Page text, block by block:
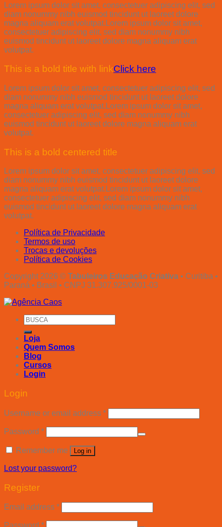
Lorem ipsum dolor sit amet, consectetuer adipiscing elit, sed
diam nonummy nibh euismod tincidunt ut laoreet dolore
magna aliquam erat volutpat.Lorem ipsum dolor sit amet,
consectetuer adipiscing elit, sed diam nonummy nibh
euismod tincidunt ut laoreet dolore magna aliquam erat
volutpat.
This is a bold title with linkClick here
Lorem ipsum dolor sit amet, consectetuer adipiscing elit, sed
diam nonummy nibh euismod tincidunt ut laoreet dolore
magna aliquam erat volutpat.Lorem ipsum dolor sit amet,
consectetuer adipiscing elit, sed diam nonummy nibh
euismod tincidunt ut laoreet dolore magna aliquam erat
volutpat.
This is a bold centered title
Lorem ipsum dolor sit amet, consectetuer adipiscing elit, sed
diam nonummy nibh euismod tincidunt ut laoreet dolore
magna aliquam erat volutpat.Lorem ipsum dolor sit amet,
consectetuer adipiscing elit, sed diam nonummy nibh
euismod tincidunt ut laoreet dolore magna aliquam erat
volutpat.
Política de Privacidade
Termos de uso
Trocas e devoluções
Política de Cookies
Copyright 2026 © Tabuleiros Educação Criativa • Curitiba •
Paraná • Brasil • CNPJ 31.307.925/0001-03
Search
for:
Loja
Quem Somos
Blog
Cursos
Login
Login
Username or email address *
Password *
Remember me Log in
Lost your password?
Register
Email address *